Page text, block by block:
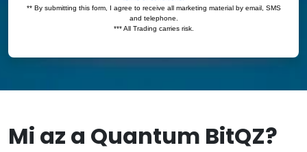
Mi az a Quantum BitQZ?